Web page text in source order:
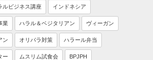
ルビジネス講座 インドネシア
業 ハラル＆ベジタリアン ヴィーガン
ン オリパラ対策 ハラール弁当
ー ムスリム試食会 BPJPH